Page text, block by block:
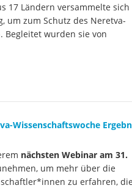
17 Ländern versammelte sich
um zum Schutz des Neretva-
Begleitet wurden sie von
Wissenschaftswoche
nächsten Webinar am 31.
um mehr über die
zu erfahren,